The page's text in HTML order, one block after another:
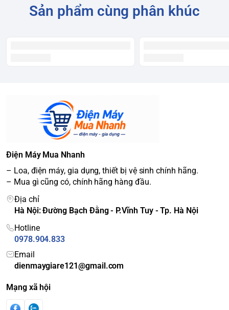
Sản phẩm cùng phân khúc
Điện Máy Mua Nhanh
– Loa, điện máy, gia dụng, thiết bị vệ sinh chính hãng.
– Mua gì cũng có, chính hãng hàng đầu.
Địa chỉ
Hà Nội: Đường Bạch Đằng - P.Vĩnh Tuy - Tp. Hà Nội
Hotline
0978.904.833
Email
dienmaygiare121@gmail.com
Mạng xã hội